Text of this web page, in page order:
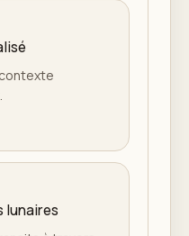
lunaires